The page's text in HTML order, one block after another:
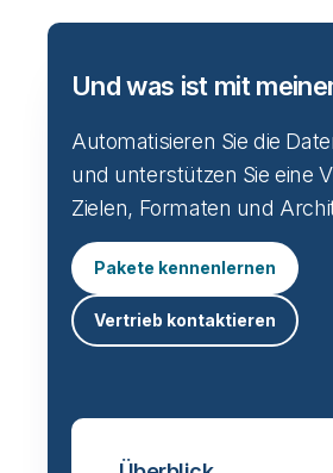
Und was ist mit
Automatisieren Sie die
und unterstützen Sie eine
Zielen, Formaten und
Pakete kennenlernen
Vertrieb kontaktieren